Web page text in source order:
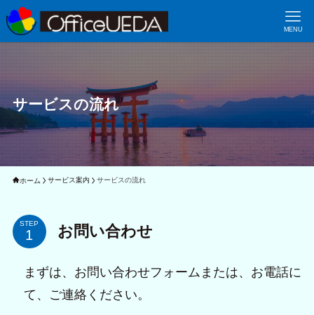
MENU
サービスの流れ
ホーム サービス案内 サービスの流れ
STEP お問い合わせ
まずは、お問い合わせフォームまたは、お電話に
て、ご連絡ください。